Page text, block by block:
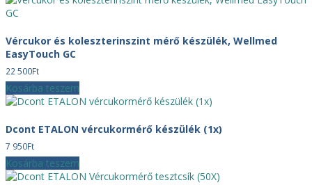
Vércukor és koleszterinszint mérő készülék, Wellmed
EasyTouch GC
22 500Ft
Kosárba teszem
Dcont ETALON vércukormérő készülék (1x)
7 950Ft
Kosárba teszem